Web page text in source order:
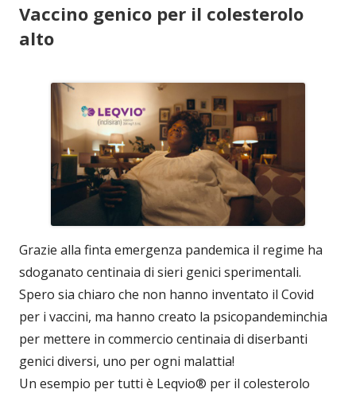
Vaccino genico per il colesterolo
alto
Grazie alla finta emergenza pandemica il regime ha
sdoganato centinaia di sieri genici sperimentali.
Spero sia chiaro che non hanno inventato il Covid
per i vaccini, ma hanno creato la psicopandeminchia
per mettere in commercio centinaia di diserbanti
genici diversi, uno per ogni malattia!
Un esempio per tutti è Leqvio® per il colesterolo